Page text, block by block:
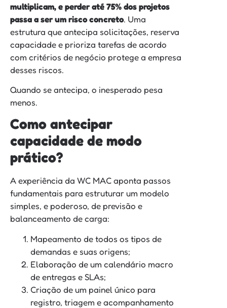
multiplicam, e perder até 75% dos projetos
passa a ser um risco concreto. Uma
estrutura que antecipa solicitações, reserva
capacidade e prioriza tarefas de acordo
com critérios de negócio protege a empresa
desses riscos.
Quando se antecipa, o inesperado pesa
menos.
Como antecipar
capacidade de modo
prático?
A experiência da WC MAC aponta passos
fundamentais para estruturar um modelo
simples, e poderoso, de previsão e
balanceamento de carga:
Mapeamento de todos os tipos de
demandas e suas origens;
Elaboração de um calendário macro
de entregas e SLAs;
Criação de um painel único para
registro, triagem e acompanhamento